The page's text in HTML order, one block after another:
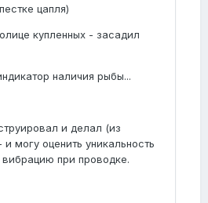
цапля)
купленных - засадил
наличия рыбы...
и делал (из
могу оценить уникальность
при проводке.